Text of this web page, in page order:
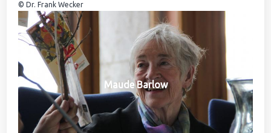
© Dr. Frank Wecker
Maude Barlow